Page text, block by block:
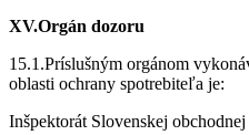
XV.Orgán dozoru
15.1.Príslušným orgánom
oblasti ochrany spotrebiteľa je:
Inšpektorát Slovenskej